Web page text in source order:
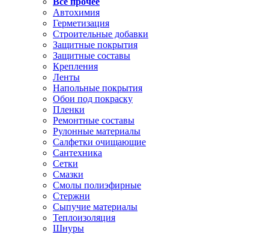
Автохимия
Герметизация
Строительные добавки
Защитные покрытия
Защитные составы
Крепления
Ленты
Напольные покрытия
Обои под покраску
Пленки
Ремонтные составы
Рулонные материалы
Салфетки очищающие
Сантехника
Сетки
Смазки
Смолы полиэфирные
Стержни
Сыпучие материалы
Теплоизоляция
Шнуры